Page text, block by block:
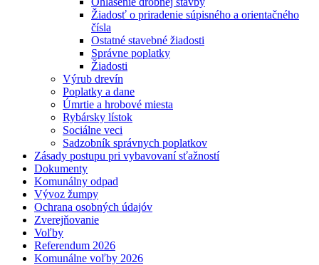
Žiadosť o priradenie súpisného a orientačného
čísla
Ostatné stavebné žiadosti
Správne poplatky
Žiadosti
Výrub drevín
Poplatky a dane
Úmrtie a hrobové miesta
Rybársky lístok
Sociálne veci
Sadzobník správnych poplatkov
Zásady postupu pri vybavovaní sťažností
Dokumenty
Komunálny odpad
Vývoz žumpy
Ochrana osobných údajóv
Zverejňovanie
Voľby
Referendum 2026
Komunálne voľby 2026